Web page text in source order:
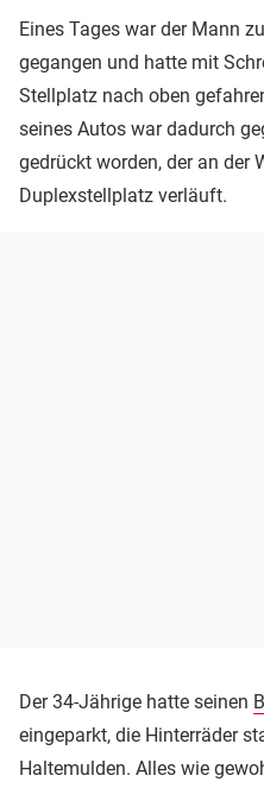
Eines Tages war der Mann
gegangen und hatte mit
Stellplatz nach oben
seines Autos war dadurch
gedrückt worden, der an der
Duplexstellplatz verläuft.
Der 34-Jährige hatte seinen
eingeparkt, die Hinterräder
Haltemulden. Alles wie